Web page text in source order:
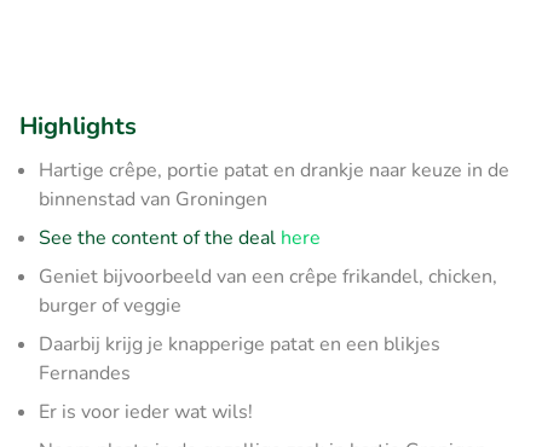
Highlights
Hartige crêpe, portie patat en drankje naar keuze in de
binnenstad van Groningen
See the content of the deal here
Geniet bijvoorbeeld van een crêpe frikandel, chicken,
burger of veggie
Daarbij krijg je knapperige patat en een blikjes
Fernandes
Er is voor ieder wat wils!